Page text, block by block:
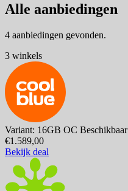
Alle aanbiedingen
4 aanbiedingen gevonden.
3 winkels
Variant: 16GB OC Beschikbaar
€1.589,00
Bekijk deal